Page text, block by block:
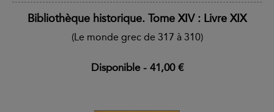
Bibliothèque historique. Tome XIV : Livre XIX
(Le monde grec de 317 à 310)
Disponible- 41,00 €